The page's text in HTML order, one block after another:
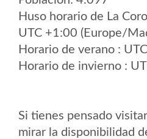
Huso horario de La
UTC +1:00 (Europe/
Horario de verano :
Horario de invierno :
Si tienes pensado
mirar la disponibilidad